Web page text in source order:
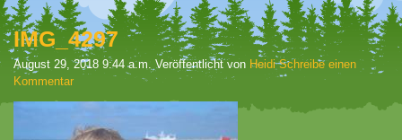
IMG_4297
August 29, 2018 9:44 a.m. Veröffentlicht von Heidi Schreibe einen
Kommentar